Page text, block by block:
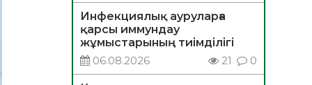
Инфекциялық ауруларға
қарсы иммундау
жұмыстарының тиімділігі
06.08.2026
21 0